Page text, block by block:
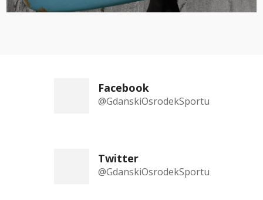
Facebook
@GdanskiOsrodekSportu
Twitter
@GdanskiOsrodekSportu